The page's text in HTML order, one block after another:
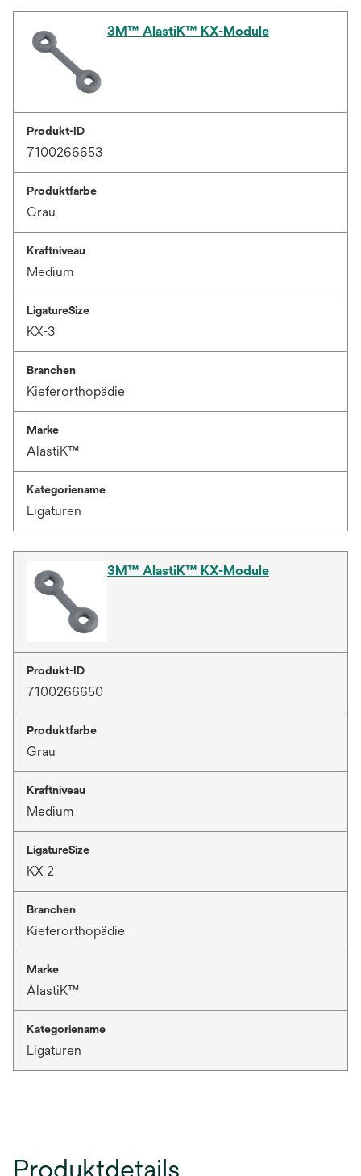
3M™ AlastiK™ KX-Module
Produkt-ID
7100266653
Produktfarbe
Grau
Kraftniveau
Medium
LigatureSize
KX-3
Branchen
Kieferorthopädie
Marke
AlastiK™
Kategoriename
Ligaturen
3M™ AlastiK™ KX-Module
Produkt-ID
7100266650
Produktfarbe
Grau
Kraftniveau
Medium
LigatureSize
KX-2
Branchen
Kieferorthopädie
Marke
AlastiK™
Kategoriename
Ligaturen
Produktdetails